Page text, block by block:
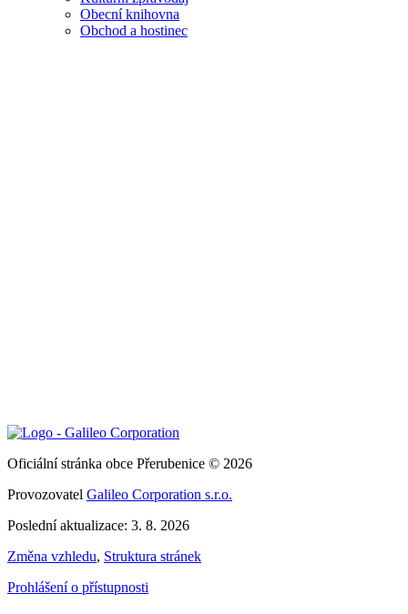
Obecní knihovna
Obchod a hostinec
Oficiální stránka obce Přerubenice © 2026
Provozovatel Galileo Corporation s.r.o.
Poslední aktualizace: 3. 8. 2026
Změna vzhledu, Struktura stránek
Prohlášení o přístupnosti